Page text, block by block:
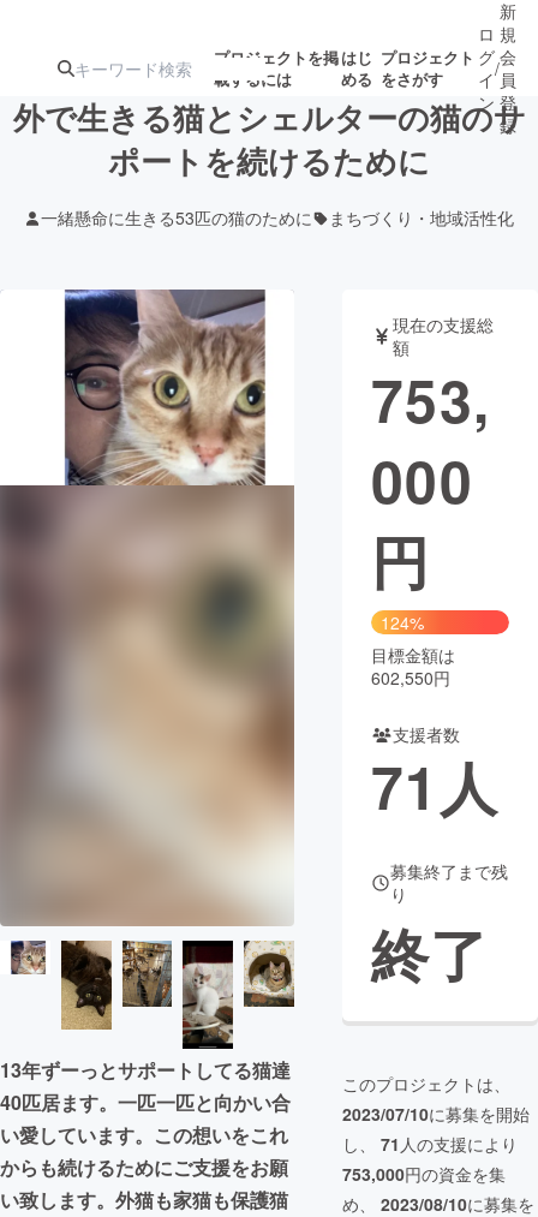
プロジェクトを掲
載するには
はじ
める
プロジェクト
をさがす
ジェクト
注目のリ
ターン
ジェクト
ロジェクト
もうすぐ公開
されます
アート・写真 音楽
テクノロジー・ガジェット ゲーム・サ
映像・映画
まちづくり・地域活性化
CAMPFIRE Creation
コミュニティ
ロ
グ
イ
ン
/
新
規
会
員
登
録
外で生きる猫とシェルターの猫のサ
ポートを続けるために
一緒懸命に生きる53匹の猫のために まちづくり・地域活性化
13年ずーっとサポートしてる猫達
40匹居ます。一匹一匹と向かい合
い愛しています。この想いをこれ
からも続けるためにご支援をお願
い致します。外猫も家猫も保護猫
現在の支援総
額
753,
000
円
124%
目標金額は
602,550円
支援者数
71 人
募集終了まで残
り
終了
このプロジェクトは、
2023/07/10に募集を開始
し、 71 人の支援により
753,000円の資金を集
め、 2023/08/10に募集を